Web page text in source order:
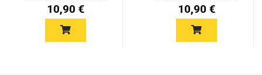
Plus (201...
10,90 €
-...
10,90 €